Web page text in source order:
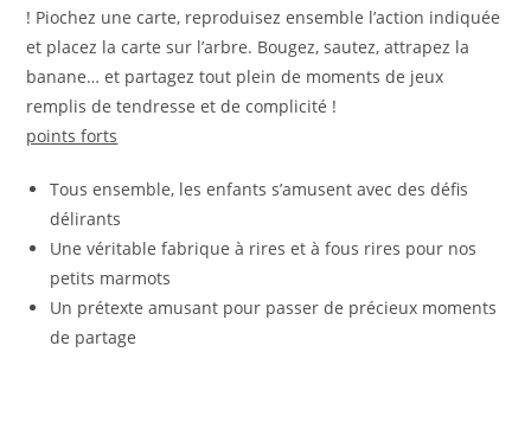
! Piochez une carte, reproduisez ensemble l’action indiquée
et placez la carte sur l’arbre. Bougez, sautez, attrapez la
banane… et partagez tout plein de moments de jeux
remplis de tendresse et de complicité !
points forts
Tous ensemble, les enfants s’amusent avec des défis
délirants
Une véritable fabrique à rires et à fous rires pour nos
petits marmots
Un prétexte amusant pour passer de précieux moments
de partage